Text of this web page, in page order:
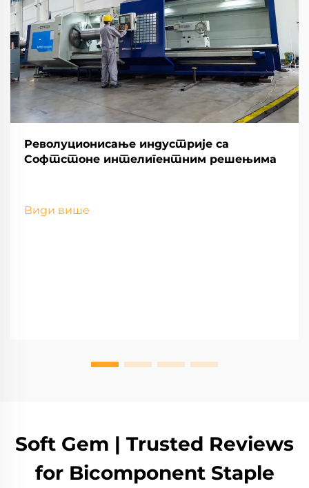
Револуционисање индустрије са
Софтстоне интелигентним решењима
Види више
Soft Gem | Trusted Reviews
for Bicomponent Staple